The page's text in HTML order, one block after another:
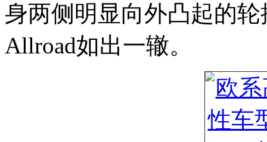
身两侧明显向外凸起的
Allroad如出一辙。